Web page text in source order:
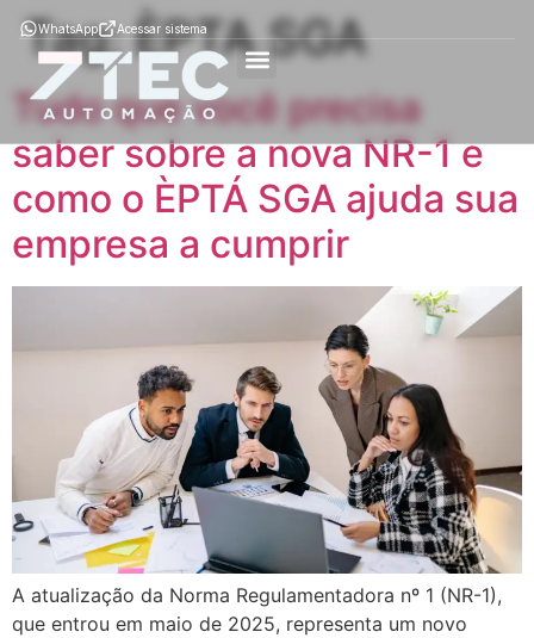
WhatsApp Acessar sistema
Tag:ÈPTA SGA
Tudo que você precisa
saber sobre a nova NR-1 e
como o ÈPTÁ SGA ajuda sua
empresa a cumprir
A atualização da Norma Regulamentadora nº 1 (NR-1),
que entrou em maio de 2025, representa um novo